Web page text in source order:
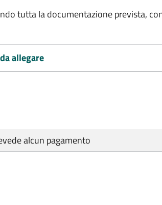
tutta la documentazione prevista,
allegare
alcun pagamento